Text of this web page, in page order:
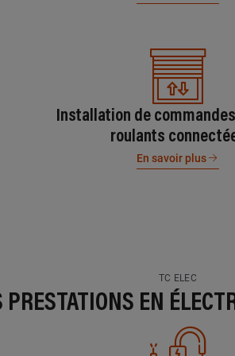
Installation de
roulants
En savoir plus
TC ELEC
PRESTATIONS EN